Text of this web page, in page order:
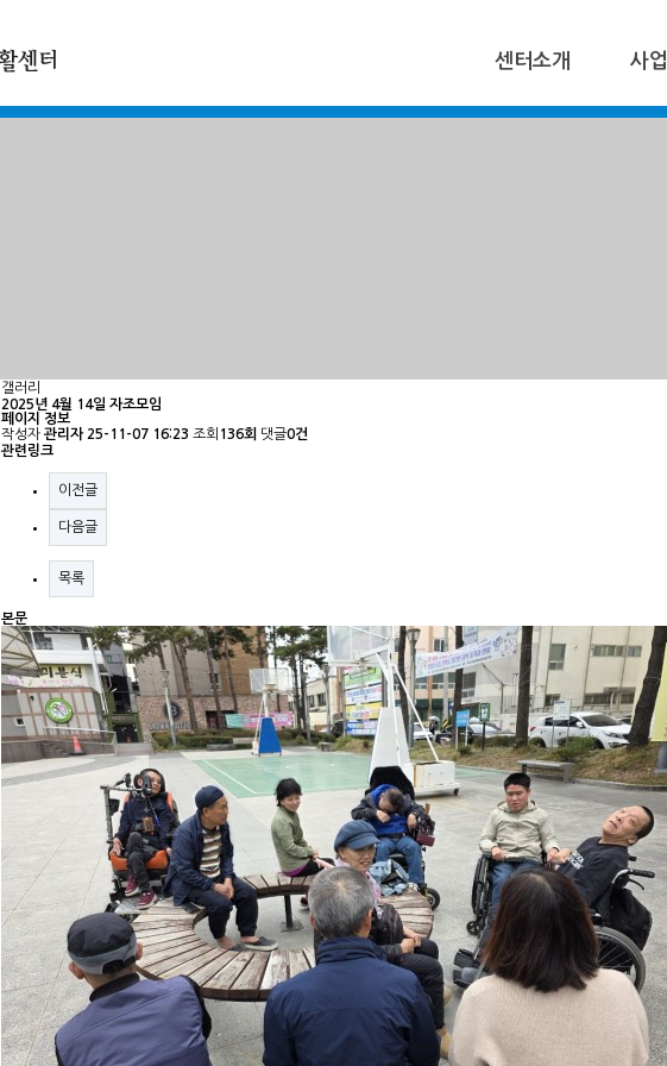
센터소개 사
갤러리
2025년 4월 14일 자조모임
페이지 정보
작성자 관리자 25-11-07 16:23 조회 136회 댓글0건
관련링크
이전글
다음글
목록
본문